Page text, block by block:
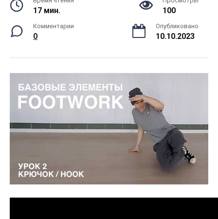
17 мин. 100
Комментарии
0
Опубликовано
10.10.2023